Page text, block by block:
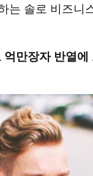
는 솔로 비즈니
만장자 반열